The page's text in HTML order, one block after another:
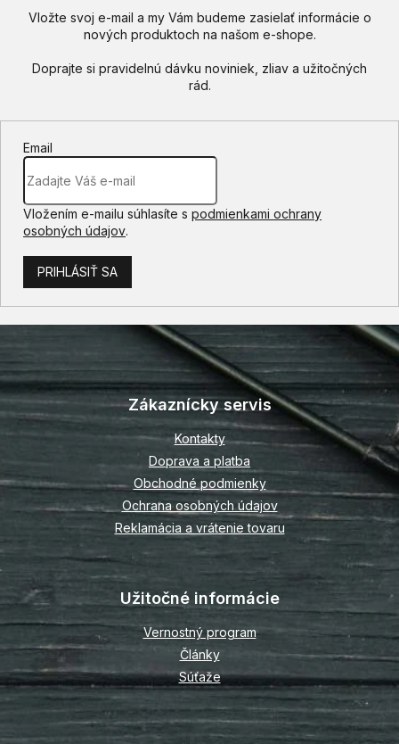
Vložte svoj e-mail a my Vám budeme zasielať informácie o
nových produktoch na našom e-shope.
Email
Vložením e-mailu súhlasíte s podmienkami ochrany
osobných údajov.
PRIHLÁSIŤ SA
Z
á
p
ä
e
Zákaznícky servis
Kontakty
Doprava a platba
Obchodné podmienky
Ochrana osobných údajov
Reklamácia a vrátenie tovaru
Užitočné informácie
Vernostný program
Články
Súťaže